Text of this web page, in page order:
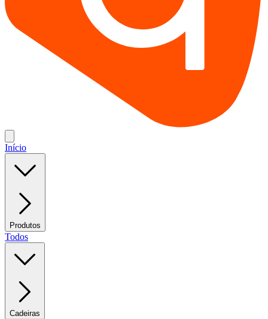
Início
Produtos
Todos
Cadeiras